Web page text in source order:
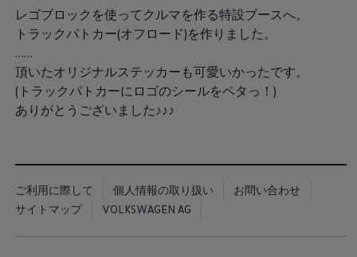
ファイナンシャルサービス
フォルクスワーゲン自動車保険プラス
Volkswagen Card
モデル別月々のお支払い例
ライフスタイルに合ったプランをみつける
カスタマーポータル 登録・ログイン
Match Maker 登録・ログイン
Golf Variant
Passat
ID. Buzz
レゴブロックを使ってクルマを作る特設ブースへ。
トラックパトカー(オフロード)を作りました。
……
頂いたオリジナルステッカーも可愛いかったです。
(トラックパトカーにロゴのシールをペタっ！)
ありがとうございました♪♪♪
ご利用に際して 個人情報の取り扱い
お問い合わせ
サイトマップ
VOLKSWAGEN AG